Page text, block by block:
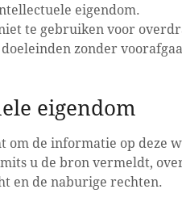
eigendom.
te gebruiken voor
zonder
eigendom
om de informatie op deze
u de bron vermeldt,
en de naburige rechten.